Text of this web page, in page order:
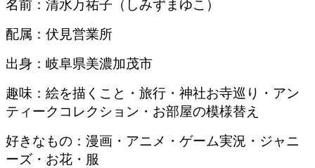
名前：清水万祐子（しみずまゆこ）
配属：伏見営業所
出身：岐阜県美濃加茂市
趣味：絵を描くこと・旅行・神社お寺巡り・アン
ティークコレクション・お部屋の模様替え
好きなもの：漫画・アニメ・ゲーム実況・ジャニ
ーズ・お花・服